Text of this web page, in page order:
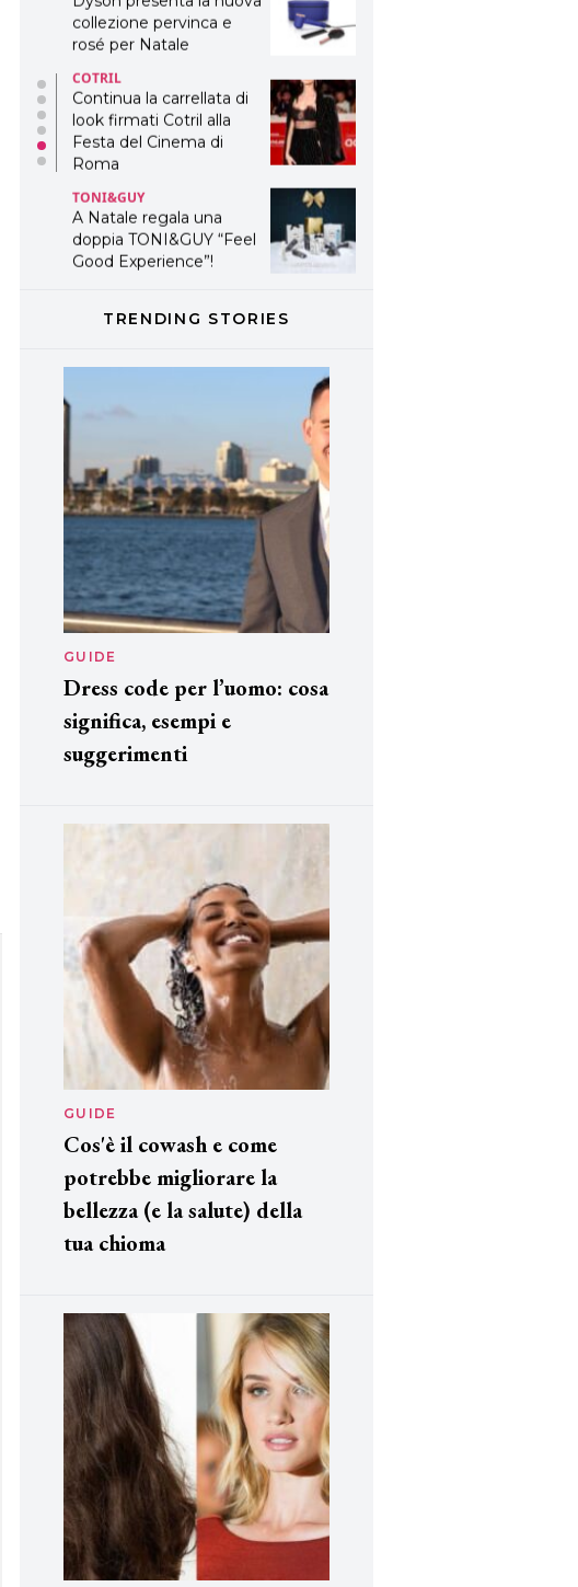
collezione pervinca e
rosé per Natale
COTRIL
Continua la carrellata di
look firmati Cotril alla
Festa del Cinema di
Roma
TONI&GUY
A Natale regala una
doppia TONI&GUY “Feel
Good Experience”!
LABEL.M lancia la sua
DAVINES
cofanetti beauty preziosi
per un regalo adatto ad
ogni capello
TRENDING STORIES
GUIDE
Dress code per l’uomo: cosa
significa, esempi e
suggerimenti
GUIDE
Cos'è il cowash e come
potrebbe migliorare la
bellezza (e la salute) della
tua chioma